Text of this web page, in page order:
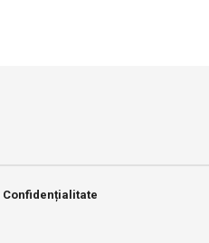
Confidențialitate